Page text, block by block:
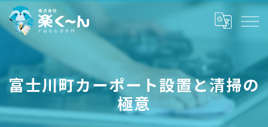
富士川町カーポート設置と清掃の
極意